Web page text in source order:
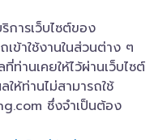
การเว็บไซต์ของ
ข้าใช้งานในส่วนต่าง ๆ
านเคยให้ไว้ผ่านเว็บไซต์
ให้ท่านไม่สามารถใช้
ซึ่งจำเป็นต้อง